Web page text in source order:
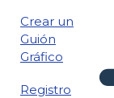
Crear un
Guión
Gráfico
Registro